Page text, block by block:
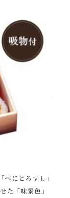
にとろすし」
た「味景色」